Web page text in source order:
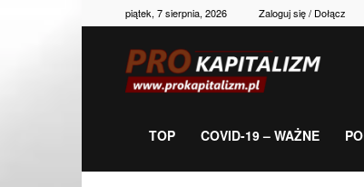
piątek, 7 sierpnia, 2026 Zaloguj się / Dołącz
TOP COVID-19 – WAŻNE